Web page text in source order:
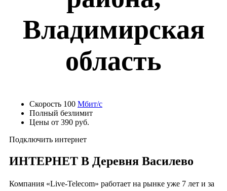
Владимирская
область
Скорость 100 Мбит/с
Полный безлимит
Цены от 390 руб.
Подключить интернет
ИНТЕРНЕТ В Деревня Василево
Компания «Live-Telecom» работает на рынке уже 7 лет и за